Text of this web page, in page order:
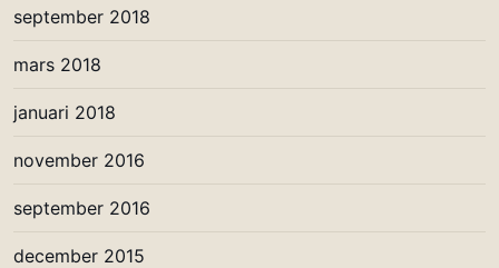
september 2018
mars 2018
januari 2018
november 2016
september 2016
december 2015